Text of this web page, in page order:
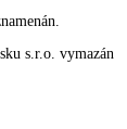
s.r.o. vymazán